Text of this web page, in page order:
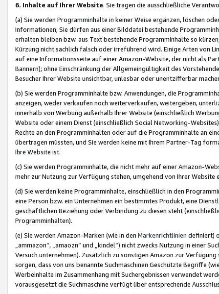
6. Inhalte auf Ihrer Website. Sie tragen die ausschließliche
(a) Sie werden Programminhalte in keiner Weise ergänzen, löschen
Informationen; Sie dürfen aus einer Bilddatei bestehende
erhalten bleiben bzw. aus Text bestehende Programminhalte so
Kürzung nicht sachlich falsch oder irreführend wird. Einige Arten von
auf eine Informationsseite auf einer Amazon-Website, der nicht als
Bannern); ohne Einschränkung der Allgemeingültigkeit des
Besucher Ihrer Website unsichtbar, unlesbar oder unentzifferbar
(b) Sie werden Programminhalte bzw. Anwendungen, die
anzeigen, weder verkaufen noch weiterverkaufen, weitergeben,
innerhalb von Werbung außerhalb Ihrer Website (einschließlich
Website oder einem Dienst (einschließlich Social Networking-
Rechte an den Programminhalten oder auf die Programminhalte an
übertragen müssten, und Sie werden keine mit Ihrem Partner-Tag
Ihre Website ist.
(c) Sie werden Programminhalte, die nicht mehr auf einer Amazon-
mehr zur Nutzung zur Verfügung stehen, umgehend von Ihrer
(d) Sie werden keine Programminhalte, einschließlich in den
eine Person bzw. ein Unternehmen ein bestimmtes Produkt, eine
geschäftlichen Beziehung oder Verbindung zu diesen steht
Programminhalten).
(e) Sie werden Amazon-Marken (wie in den Markenrichtlinien definiert)
„ammazon“, „amaozn“ und „kindel“) nicht zwecks Nutzung in einer
Versuch unternehmen). Zusätzlich zu sonstigen Amazon zur
sorgen, dass von uns benannte Suchmaschinen Geschützte Begriffe
Werbeinhalte im Zusammenhang mit Suchergebnissen verwendet
vorausgesetzt die Suchmaschine verfügt über entsprechende